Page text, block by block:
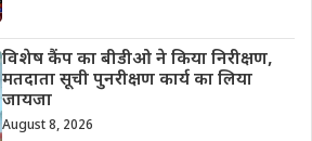
विशेष कैंप का बीडीओ ने किया निरीक्षण,
मतदाता सूची पुनरीक्षण कार्य का लिया
जायजा
August 8, 2026